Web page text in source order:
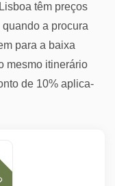
têm preços
a procura
para a baixa
mesmo itinerário
de 10% aplica-